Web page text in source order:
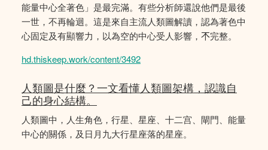
能量中心全著色」是最完滿。有些分析師還說他們是最後
一世，不再輪迴。這是來自主流人類圖解讀，認為著色中
心固定及有顯響力，以為空的中心受人影響，𣎴完整。
hd.thiskeep.work/content/3492
人類圖是什麼？一文看懂人類圖架構，認識自
己的身心結構。
人類圖中，人生角色，行星、星座、十二宫、閘門、能量
中心的關係，及日月九大行星座落的星座。